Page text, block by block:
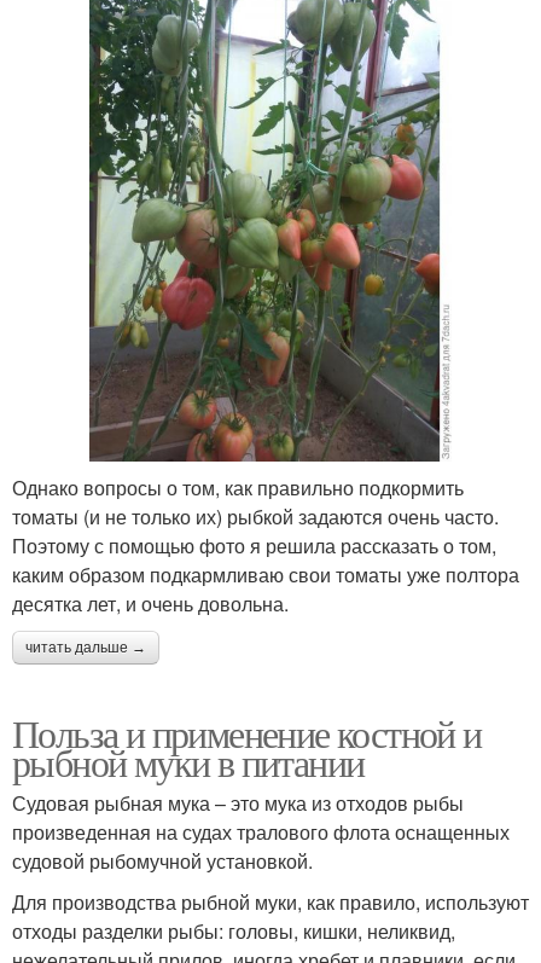
Однако вопросы о том, как правильно подкормить
томаты (и не только их) рыбкой задаются очень часто.
Поэтому с помощью фото я решила рассказать о том,
каким образом подкармливаю свои томаты уже полтора
десятка лет, и очень довольна.
читать дальше →
Польза и применение костной и
рыбной муки в питании
Судовая рыбная мука – это мука из отходов рыбы
произведенная на судах тралового флота оснащенных
судовой рыбомучной установкой.
Для производства рыбной муки, как правило, используют
отходы разделки рыбы: головы, кишки, неликвид,